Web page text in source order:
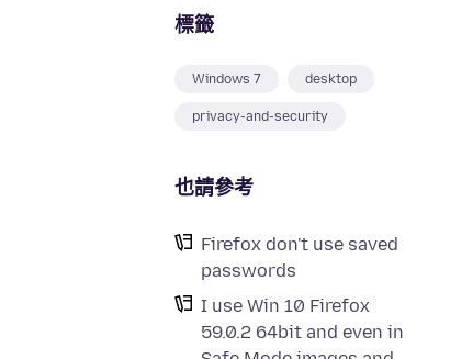
標籤
Windows 7 desktop
privacy-and-security
也請參考
Firefox don't use saved
passwords
I use Win 10 Firefox
59.0.2 64bit and even in